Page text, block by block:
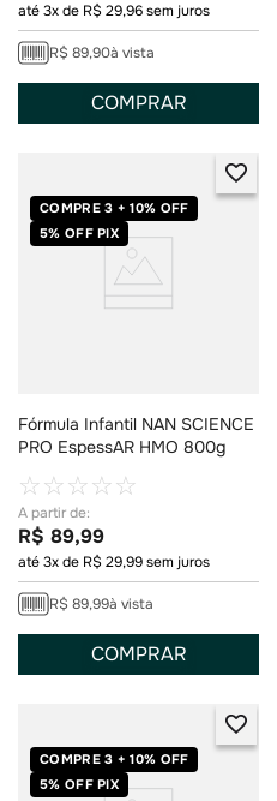
até3x de R$29,96sem juros
R$ 89,90à vista
COMPRAR
Fórmula Infantil NAN SCIENCE
PRO EspessAR HMO 800g
☆☆☆☆☆
R$ 89,99
até3x de R$29,99sem juros
R$ 89,99à vista
COMPRAR
COMPRE 3 + 10% OFF
5% OFF PIX
COMPRE 3 + 10% OFF
5% OFF PIX